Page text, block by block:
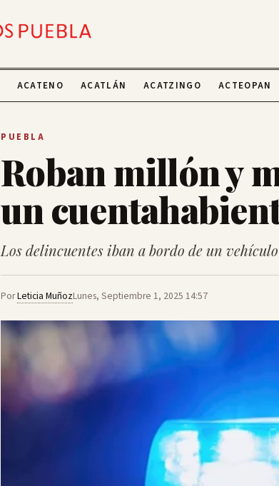
ACATENO ACATLÁN ACATZINGO ACTEOPAN
PUEBLA
Roban millón y
un
Los delincuentes iban a bordo de un
PorLeticia MuñozLunes, Septiembre 1, 2025 14:57